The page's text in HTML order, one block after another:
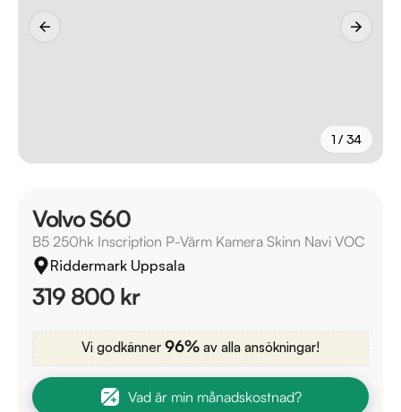
1 / 34
Volvo S60
B5 250hk Inscription P-Värm Kamera Skinn Navi VOC
Riddermark Uppsala
319 800 kr
Vi godkänner 96% av alla ansökningar!
Vad är min månadskostnad?